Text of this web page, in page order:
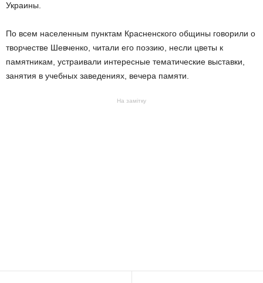
Украины.
По всем населенным пунктам Красненского общины говорили о
творчестве Шевченко, читали его поэзию, несли цветы к
памятникам, устраивали интересные тематические выставки,
занятия в учебных заведениях, вечера памяти.
На замітку